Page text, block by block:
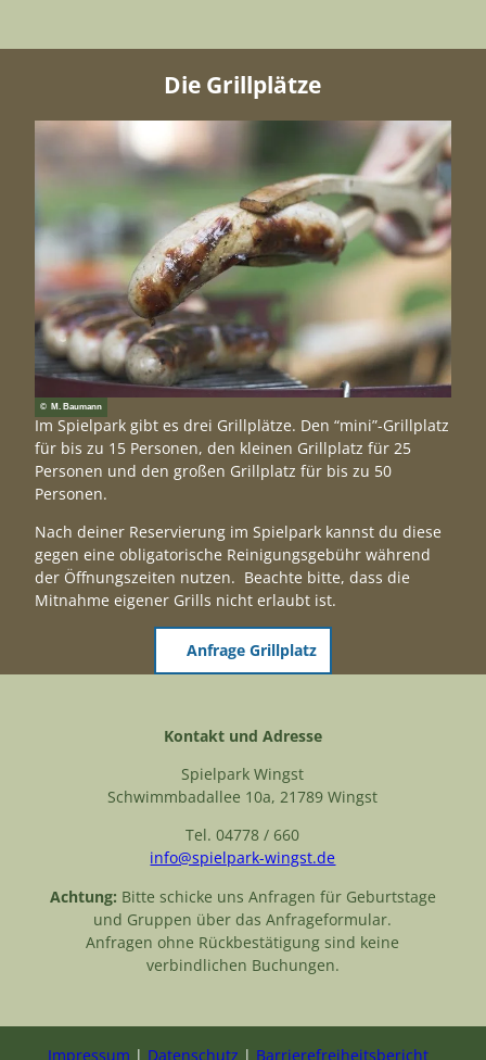
Die Grillplätze
© M. Baumann
Im Spielpark gibt es drei Grillplätze. Den “mini”-Grillplatz
für bis zu 15 Personen, den kleinen Grillplatz für 25
Personen und den großen Grillplatz für bis zu 50
Personen.
Nach deiner Reservierung im Spielpark kannst du diese
gegen eine obligatorische Reinigungsgebühr während
der Öffnungszeiten nutzen. Beachte bitte, dass die
Mitnahme eigener Grills nicht erlaubt ist.
Anfrage Grillplatz
Kontakt und Adresse
Spielpark Wingst
Schwimmbadallee 10a, 21789 Wingst
Tel. 04778 / 660
info@spielpark-wingst.de
Achtung: Bitte schicke uns Anfragen für Geburtstage
und Gruppen über das Anfrageformular.
Anfragen ohne Rückbestätigung sind keine
verbindlichen Buchungen.
Impressum Datenschutz Barrierefreiheitsbericht